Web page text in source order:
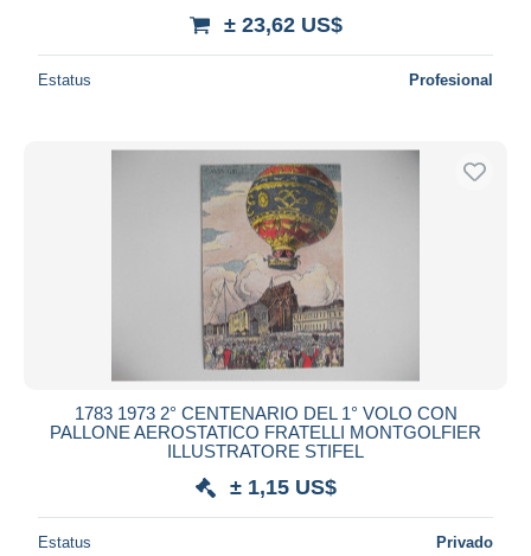
± 23,62 US$
Estatus Profesional
1783 1973 2° CENTENARIO DEL 1° VOLO CON
PALLONE AEROSTATICO FRATELLI MONTGOLFIER
ILLUSTRATORE STIFEL
± 1,15 US$
Estatus Privado